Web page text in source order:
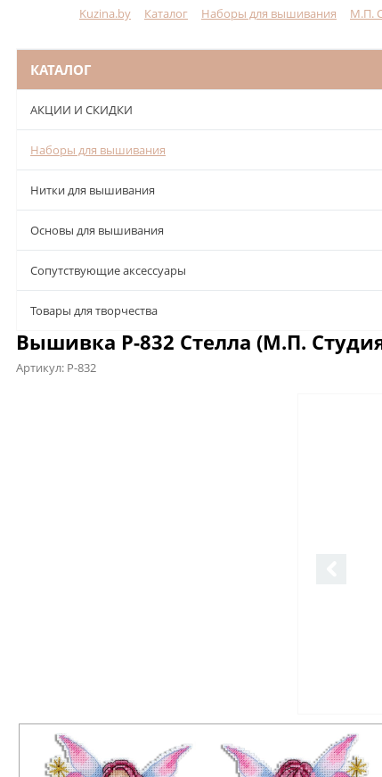
Kuzina.by Каталог Наборы для вышивания М.П.
КАТАЛОГ
АКЦИИ И СКИДКИ
Наборы для вышивания
Нитки для вышивания
Основы для вышивания
Сопутствующие аксессуары
Товары для творчества
Вышивка Р-832 Стелла (М.П.
Артикул: Р-832